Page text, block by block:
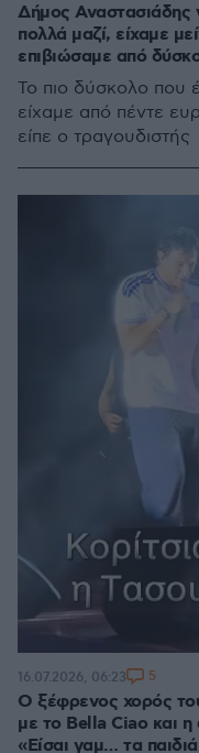
Δήμος Αναστασιάδης
πολλά μαζί, είχαμε
επιβιώσαμε από
Το πιο δύσκολο που
είχαμε από πέντε
είπε ο τραγουδιστής
Ο ξέφρενος χορός
με το Bella Ciao και
«Είσαι γαμ… τα
16.07.2026, 06:23 5